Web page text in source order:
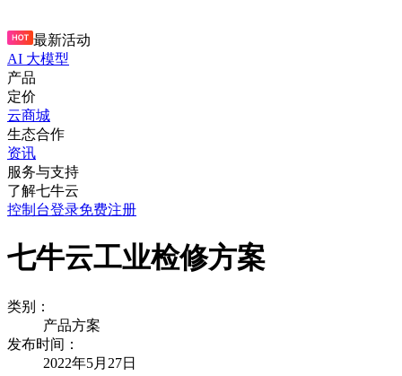
最新活动
AI 大模型
产品
定价
云商城
生态合作
资讯
服务与支持
了解七牛云
控制台登录免费注册
七牛云工业检修方案
类别：
产品方案
发布时间：
2022年5月27日